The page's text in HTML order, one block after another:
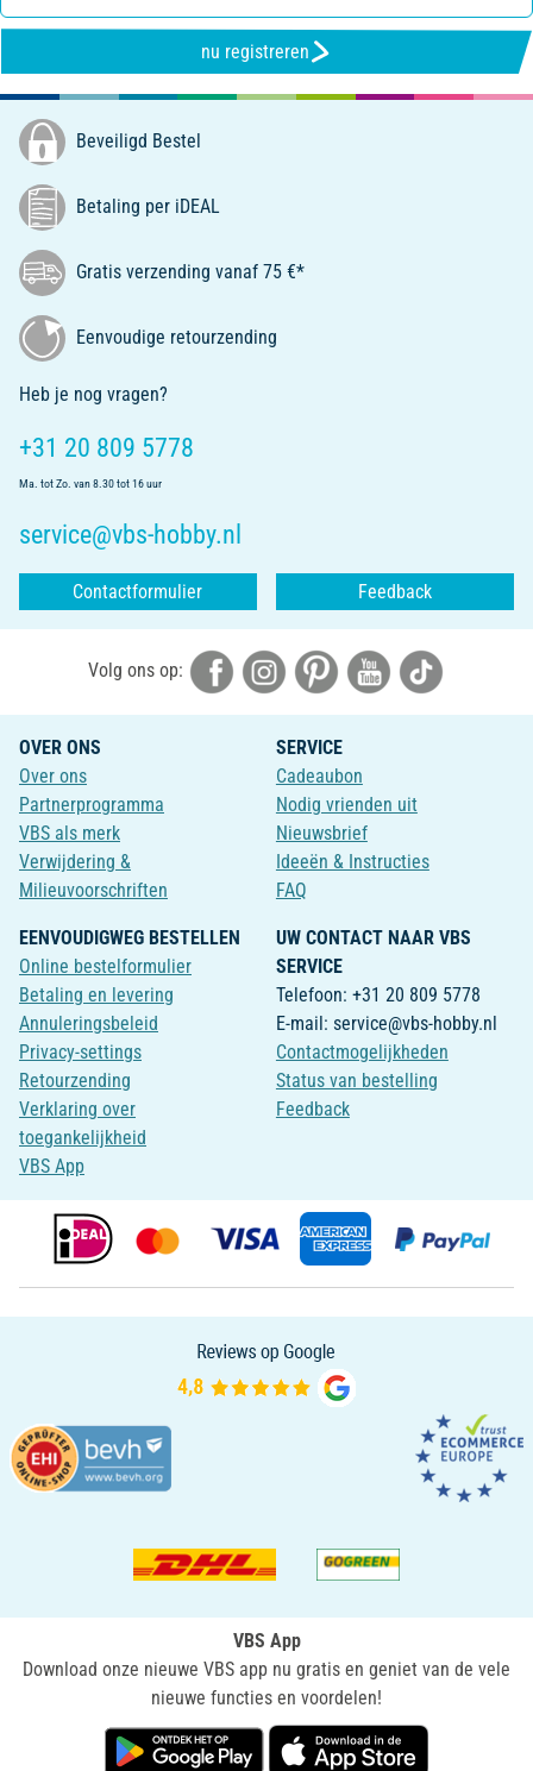
nu registreren
Beveiligd Bestel
Betaling per iDEAL
Gratis verzending vanaf 75 €*
Eenvoudige retourzending
Heb je nog vragen?
+31 20 809 5778
Ma. tot Zo. van 8.30 tot 16 uur
service@vbs-hobby.nl
Contactformulier Feedback
Volg ons op:
OVER ONS
Over ons
Partnerprogramma
VBS als merk
Verwijdering &
Milieuvoorschriften
SERVICE
Cadeaubon
Nodig vrienden uit
Nieuwsbrief
Ideeën & Instructies
FAQ
EENVOUDIGWEG BESTELLEN
Online bestelformulier
Betaling en levering
Annuleringsbeleid
Privacy-settings
Retourzending
Verklaring over
toegankelijkheid
VBS App
UW CONTACT NAAR VBS
SERVICE
Telefoon: +31 20 809 5778
E-mail: service@vbs-hobby.nl
Contactmogelijkheden
Status van bestelling
Feedback
VBS App
Download onze nieuwe VBS app nu gratis en geniet van de vele
nieuwe functies en voordelen!